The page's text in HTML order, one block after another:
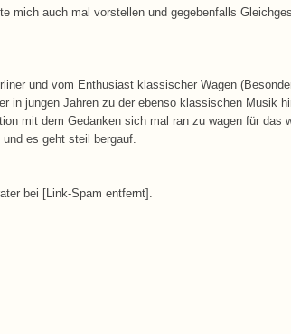
mich auch mal vorstellen und gegebenfalls
und vom Enthusiast klassischer Wagen
in jungen Jahren zu der ebenso klassischen Musik
mit dem Gedanken sich mal ran zu wagen für das
es geht steil bergauf.
bei [Link-Spam entfernt].